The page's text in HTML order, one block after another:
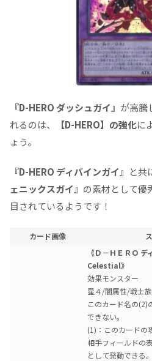
『D-HERO ダッシュガイ 』 が高騰
れるのは、
【D-HERO】の強化に
ょう。
『D-HERO ディバインガイ』 と共
ェニックスガイ』 の素材として優
目されているようです！
カード画像
《Ｄ－ＨＥＲＯ
Celestial》
効果モンスター
星４/闇属性/戦士
このカード名の(2)
できない。
(1)：このカードの
相手フィールドの
として発動できる。